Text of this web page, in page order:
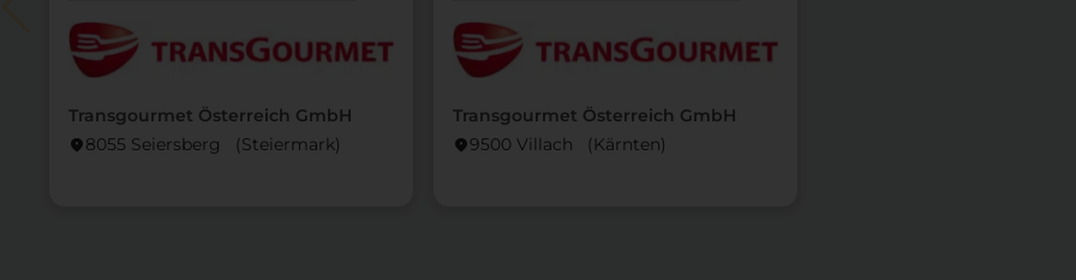
Transgourmet Österreich GmbH
location_on8055 Seiersberg (Steier­mark)
Transgourmet Österreich GmbH
location_on9500 Villach (Kärnten)